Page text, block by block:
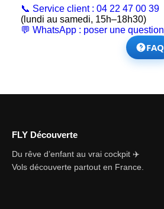
📞 Service client : 04 22 47 00 39
(lundi au samedi, 15h–18h30)
💬 WhatsApp : poser une question
FAQ
FLY Découverte
Du rêve d’enfant au vrai cockpit ✈️
Vols découverte partout en France.